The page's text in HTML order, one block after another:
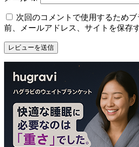
次回のコメントで使用するため
前、メールアドレス、サイトを保存す